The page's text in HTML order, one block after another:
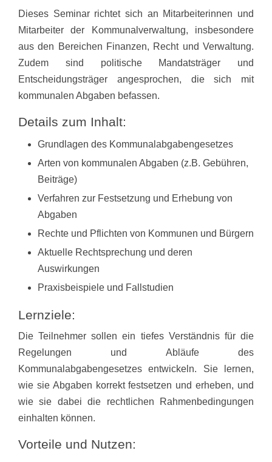
Dieses Seminar richtet sich an Mitarbeiterinnen und
Mitarbeiter der Kommunalverwaltung, insbesondere
aus den Bereichen Finanzen, Recht und Verwaltung.
Zudem sind politische Mandatsträger und
Entscheidungsträger angesprochen, die sich mit
kommunalen Abgaben befassen.
Details zum Inhalt:
Grundlagen des Kommunalabgabengesetzes
Arten von kommunalen Abgaben (z.B. Gebühren,
Beiträge)
Verfahren zur Festsetzung und Erhebung von
Abgaben
Rechte und Pflichten von Kommunen und Bürgern
Aktuelle Rechtsprechung und deren
Auswirkungen
Praxisbeispiele und Fallstudien
Lernziele:
Die Teilnehmer sollen ein tiefes Verständnis für die
Regelungen und Abläufe des
Kommunalabgabengesetzes entwickeln. Sie lernen,
wie sie Abgaben korrekt festsetzen und erheben, und
wie sie dabei die rechtlichen Rahmenbedingungen
einhalten können.
Vorteile und Nutzen: